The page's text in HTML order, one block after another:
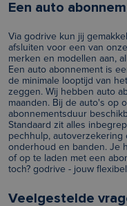
Een auto
Via godrive kun jij
afsluiten voor een van
merken en modellen aan,
Een auto abonnement is
de minimale looptijd van
zeggen. Wij hebben auto
maanden. Bij de auto's op
abonnementsduur
Standaard zit alles
pechhulp, autoverzekering
onderhoud en banden. Je
of op te laden met een
toch? godrive - jouw
Veelgestelde